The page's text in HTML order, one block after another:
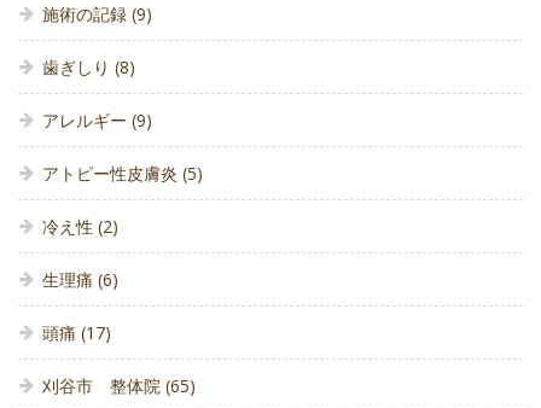
施術の記録 (9)
歯ぎしり (8)
アレルギー (9)
アトピー性皮膚炎 (5)
冷え性 (2)
生理痛 (6)
頭痛 (17)
刈谷市 整体院 (65)